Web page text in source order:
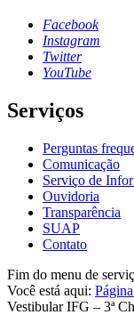
Facebook
Instagram
Twitter
YouTube
Serviços
Perguntas
Comunicação
Serviço de
Ouvidoria
Transparência
SUAP
Contato
Fim do menu de
Você está aqui:
Vestibular IFG – 3ª